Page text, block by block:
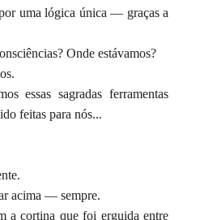
uma lógica única — graças a
Onde estávamos?
essas sagradas ferramentas
feitas para nós...
acima — sempre.
a cortina que foi erguida entre